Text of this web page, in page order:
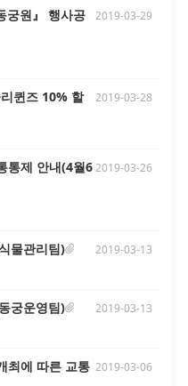
상청 기
이 적절
미운영으
특성 상
있을 수
(오프라인) 입장료 요금 할인 안
오프라
하시기 바
- 대 상 :
문 의 :
이지에서는 일체의 개인정보
등이 강
궁원』 행사공
2019-03-29
퀸즈 10% 할
2019-03-28
통제 안내(4월6 2019-03-26
물관리팀)
2019-03-13
궁운영팀)
2019-03-13
최에 따른 교통 2019-03-06